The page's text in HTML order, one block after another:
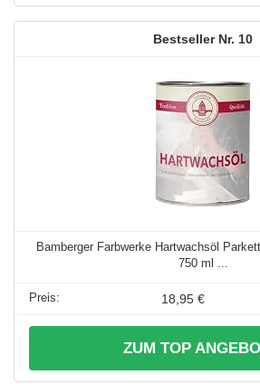
10
Bamberger Farbwerke Hartwachsöl
750 ml ...
18,95 €
ZUM TOP